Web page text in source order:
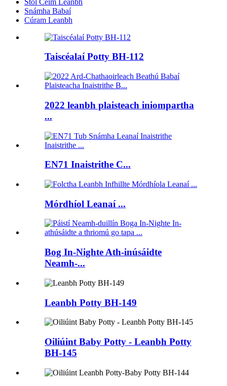
Snámha Babaí
Cúram Leanbh
Taiscéalaí Potty BH-112
2022 leanbh plaisteach iniompartha
...
EN71 Inaistrithe C...
Mórdhíol Leanaí ...
Bog In-Nighte Ath-inúsáidte
Neamh-...
Leanbh Potty BH-149
Oiliúint Baby Potty - Leanbh Potty
BH-145